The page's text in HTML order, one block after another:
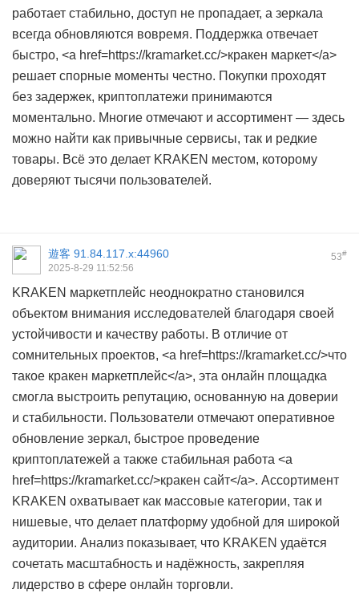
работает стабильно, доступ не пропадает, а зеркала
всегда обновляются вовремя. Поддержка отвечает
быстро, <a href=https://kramarket.cc/>кракен маркет</a>
решает спорные моменты честно. Покупки проходят
без задержек, криптоплатежи принимаются
моментально. Многие отмечают и ассортимент — здесь
можно найти как привычные сервисы, так и редкие
товары. Всё это делает KRAKEN местом, которому
доверяют тысячи пользователей.
53#
遊客 91.84.117.x:44960
2025-8-29 11:52:56
KRAKEN маркетплейс неоднократно становился
объектом внимания исследователей благодаря своей
устойчивости и качеству работы. В отличие от
сомнительных проектов, <a href=https://kramarket.cc/>что
такое кракен маркетплейс</a>, эта онлайн площадка
смогла выстроить репутацию, основанную на доверии
и стабильности. Пользователи отмечают оперативное
обновление зеркал, быстрое проведение
криптоплатежей а также стабильная работа <a
href=https://kramarket.cc/>кракен сайт</a>. Ассортимент
KRAKEN охватывает как массовые категории, так и
нишевые, что делает платформу удобной для широкой
аудитории. Анализ показывает, что KRAKEN удаётся
сочетать масштабность и надёжность, закрепляя
лидерство в сфере онлайн торговли.